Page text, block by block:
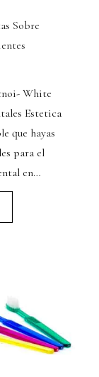
Sobre
White
Estetica
que hayas
para el
en…